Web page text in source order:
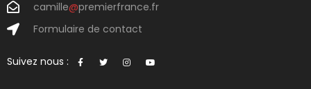
camille@premierfrance.fr
Formulaire de contact
Suivez nous :